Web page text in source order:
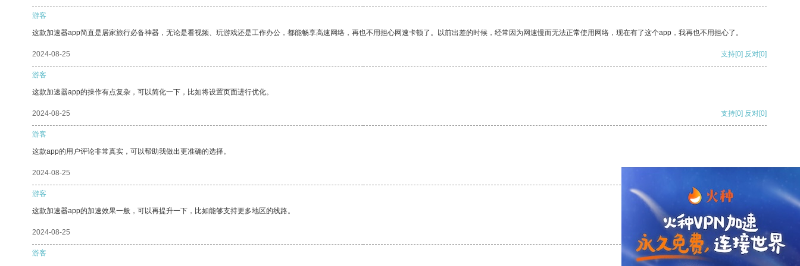
游客
这款加速器app简直是居家旅行必备神器，无论是看视频、玩游戏还是工作办公，都能畅享高速网络，再也不用担心网速卡顿了。以前出差的时候，经常因为网速慢而无法正常使用网络，现在有了这个app，我再也不用担心了。
2024-08-25 支持[0] 反对[0]
游客
这款加速器app的操作有点复杂，可以简化一下，比如将设置页面进行优化。
2024-08-25 支持[0] 反对[0]
游客
这款app的用户评论非常真实，可以帮助我做出更准确的选择。
2024-08-25
游客
这款加速器app的加速效果一般，可以再提升一下，比如能够支持更多地区的线路。
2024-08-25 支持 [0] 反对 [0]
游客